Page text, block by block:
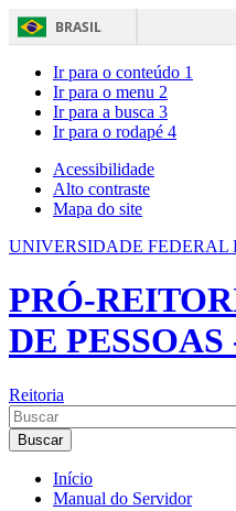
BRASIL
Ir para o conteúdo 1
Ir para o menu 2
Ir para a busca 3
Ir para o rodapé 4
Acessibilidade
Alto contraste
Mapa do site
UNIVERSIDADE FEDERAL
PRÓ-
DE
Reitoria
Buscar
Início
Manual do Servidor